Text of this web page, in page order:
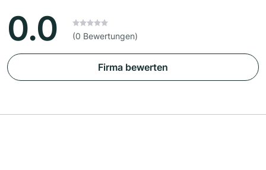
0.0 (0 Bewertungen)
Firma bewerten